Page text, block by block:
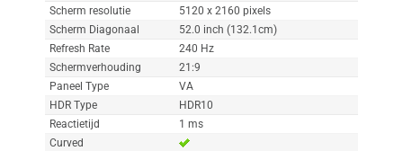
Scherm resolutie
5120 x 2160 pixels
Scherm Diagonaal
52.0 inch (132.1cm)
Refresh Rate
240 Hz
Schermverhouding
21:9
Paneel Type
VA
HDR Type
HDR10
Reactietijd
1 ms
Curved